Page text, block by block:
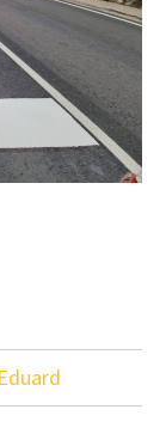
Eduard